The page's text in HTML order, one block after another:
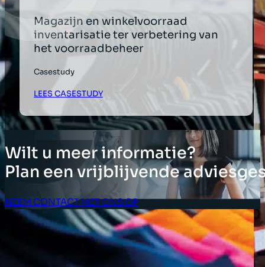
Magazijn en winkelvoorraad
inventarisatie ter verbetering van
het voorraadbeheer
Casestudy
LEES CASESTUDY
Wilt u meer informatie?
Plan een vrijblijvende
NEEM CONTACT MET ONS OP
Klant Login
OPLOSSINGEN